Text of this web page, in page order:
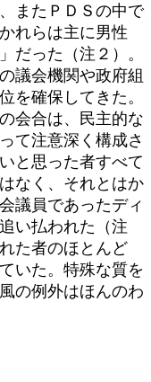
またＰＤＳの中で
れらは主に男性
だった（注２）。
議会機関や政府組
を確保してきた。
会合は、民主的な
て注意深く構成さ
と思った者すべて
なく、それとはか
議員であったディ
い払われた（注
た者のほとんど
いた。特殊な質を
の例外はほんのわ